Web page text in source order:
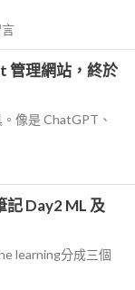
管理網站，終於
像是 ChatGPT、
Day2 ML 及
learning分成三個